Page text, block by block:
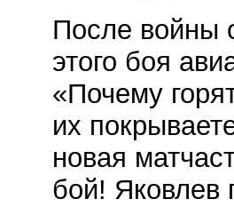
После войны
этого боя
«Почему
их
новая
бой! Яковлев